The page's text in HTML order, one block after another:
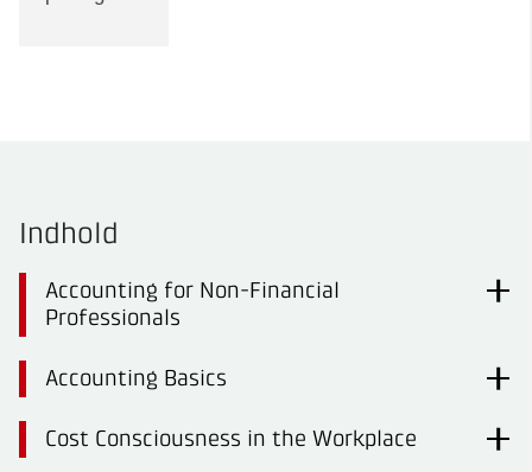
Indhold
Accounting for Non-Financial
Professionals
Accounting Basics
Cost Consciousness in the Workplace